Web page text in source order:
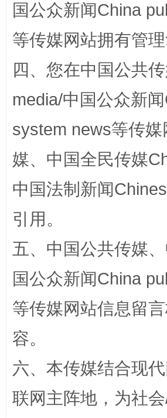
漫山遍野的桃花与雪山、麦地、白藏房
招工难、用工荒背后
国公众新闻China
等传媒网站拥有管
四、您在中国公共
media/中国公众新
system news等传
媒、中国全民传媒
中国法制新闻
引用。
五、中国公共传媒
国公众新闻China
等传媒网站信息留
容。
六、本传媒结合现
联网主阵地，为社